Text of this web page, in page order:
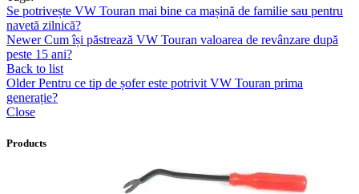
Se potrivește VW Touran mai bine ca mașină de familie sau pentru
navetă zilnică?
Newer Cum își păstrează VW Touran valoarea de revânzare după
peste 15 ani?
Back to list
Older Pentru ce tip de șofer este potrivit VW Touran prima
generație?
Close
Products